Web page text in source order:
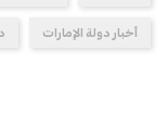
أخبار دولة الإمارات